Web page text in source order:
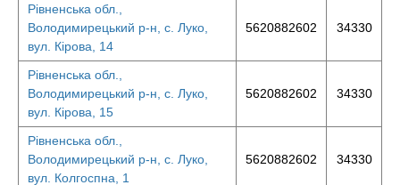
Рівненська обл.,
Володимирецький р-н, с. Луко,
вул. Кірова, 14
5620882602 34330
Рівненська обл.,
Володимирецький р-н, с. Луко,
вул. Кірова, 15
5620882602 34330
Рівненська обл.,
Володимирецький р-н, с. Луко,
вул. Колгоспна, 1
5620882602 34330